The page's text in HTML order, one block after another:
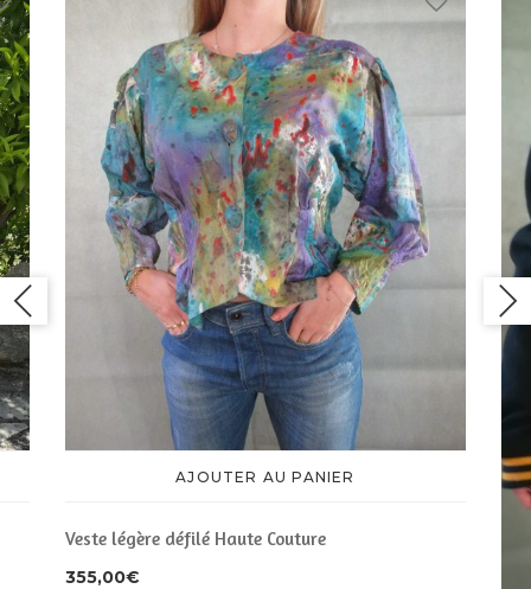
AJOUTER AU PANIER
Veste légère défilé Haute Couture
355,00€